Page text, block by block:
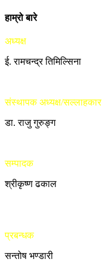
हाम्रो बारे
अध्यक्ष
ई. रामचन्द्र तिमिल्सिना
संस्थापक अध्यक्ष/सल्लाहकार
डा. राजु गुरुङ्ग
सम्पादक
श्रीकृष्ण ढकाल
प्रबन्धक
सन्तोष भण्डारी